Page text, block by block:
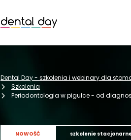
Dental Day - szkolenia i webinary dla
Szkolenia
Periodontologia w pigułce - od
NOWOŚĆ szkolenie